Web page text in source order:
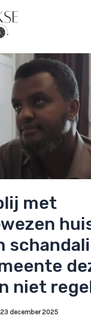
met
niet
23 december 2025